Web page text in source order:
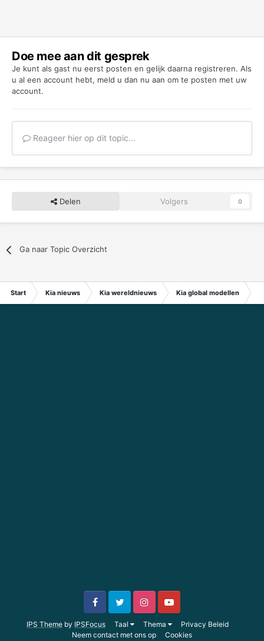
Doe mee aan dit gesprek
Je kunt als gast nu eerst posten en gelijk daarna registreren. Als
u al een account hebt, meld u dan nu aan om te posten met uw
account.
Reageer hier op dit topic...
Delen Volgers 0
Ga naar Topic Overzicht
Start Kia nieuws Kia wereldnieuws Kia global modellen
IPS Theme by IPSFocus Taal Thema
Privacy Beleid
Neem contact met ons op
Cookies